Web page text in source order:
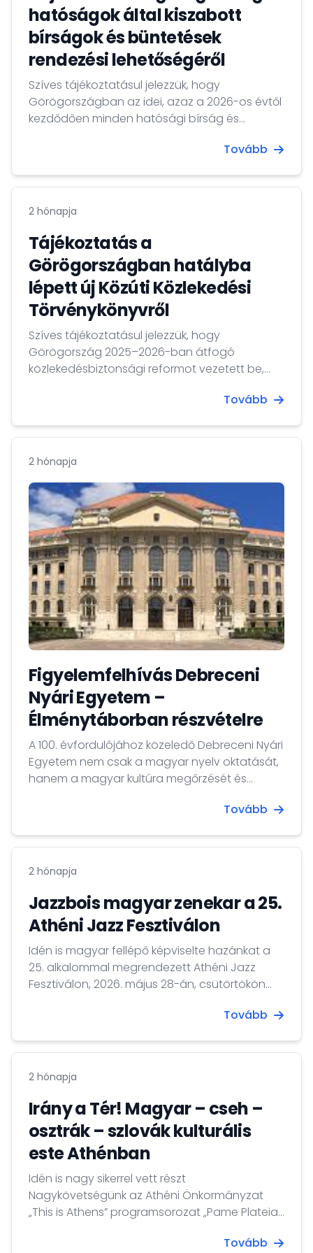
hatóságok által kiszabott
bírságok és büntetések
rendezési lehetőségéről
Szíves tájékoztatásul jelezzük, hogy
Görögországban az idei, azaz a 2026-os évtől
kezdődően minden hatósági bírság és
paravolo internetes felületen keresztülTovább
2 hónapja
Tájékoztatás a
Görögországban hatályba
lépett új Közúti Közlekedési
Törvénykönyvről
Szíves tájékoztatásul jelezzük, hogy
Görögország 2025–2026-ban átfogó
közlekedésbiztonsági reformot vezetett be,
lépett új Közúti Közlekedési Törvénykönyv
szerint öt kategóriába sorolja, és a visszaeső
szabályszegőkre jelentősen szigorúbb
szankciókat alkalmaz.
Tovább
2 hónapja
Figyelemfelhívás Debreceni
Nyári Egyetem –
Élménytáborban részvételre
A 100. évfordulójához közeledő Debreceni Nyári
Egyetem nem csak a magyar nyelv oktatását,
hanem a magyar kultúra megőrzését és
Tovább
2 hónapja
Jazzbois magyar zenekar a 25.
Athéni Jazz Fesztiválon
Idén is magyar fellépő képviselte hazánkat a
25. alkalommal megrendezett Athéni Jazz
Fesztiválon, 2026. május 28-án, csütörtökön
Tovább
2 hónapja
Irány a Tér! Magyar – cseh –
osztrák – szlovák kulturális
este Athénban
Idén is nagy sikerrel vett részt
Nagykövetségünk az Athéni Önkormányzat
„This is Athens” programsorozat „Pame Plateia-
szervezésében, amelynek keretében ezúttal a
Tovább